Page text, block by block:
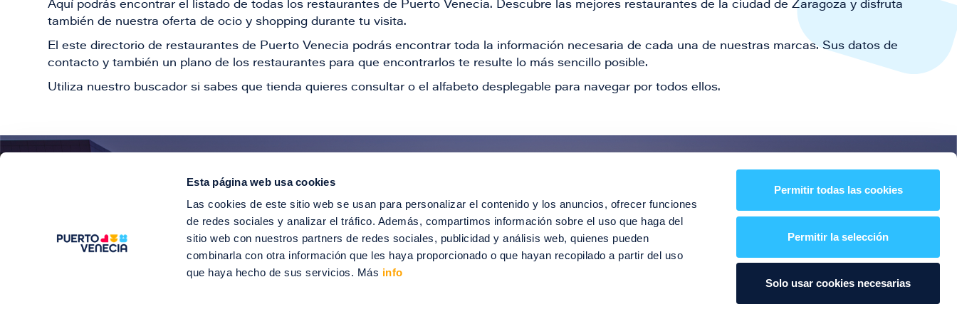
Esta página web usa cookies
Las cookies de este sitio web se usan para personalizar el contenido y los anuncios, ofrecer funciones
de redes sociales y analizar el tráfico. Además, compartimos información sobre el uso que haga del
sitio web con nuestros partners de redes sociales, publicidad y análisis web, quienes pueden
combinarla con otra información que les haya proporcionado o que hayan recopilado a partir del uso
que haya hecho de sus servicios. Más info
Permitir todas las cookies
Permitir la selección
Solo usar cookies necesarias
Aquí podrás encontrar el listado de todas los restaurantes de Puerto Venecia. Descubre las mejores restaurantes de la ciudad de Zaragoza y disfruta
también de nuestra oferta de ocio y shopping durante tu visita.
El este directorio de restaurantes de Puerto Venecia podrás encontrar toda la información necesaria de cada una de nuestras marcas. Sus datos de
contacto y también un plano de los restaurantes para que encontrarlos te resulte lo más sencillo posible.
Utiliza nuestro buscador si sabes que tienda quieres consultar o el alfabeto desplegable para navegar por todos ellos.
¡Entérate de todas nuestras novedades!
Suscríbete para recibir ofertas especiales, descuentos, eventos y mucho más
SUSCRÍBETE